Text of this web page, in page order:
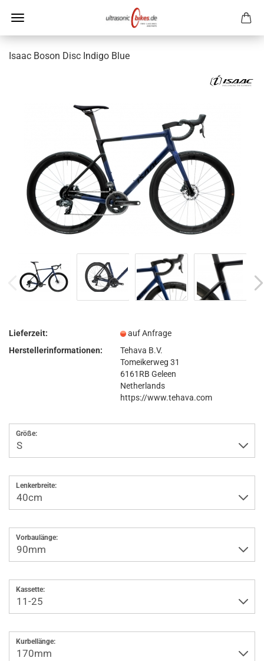
Isaac Boson Disc Indigo Blue
Lieferzeit:
auf Anfrage
Herstellerinformationen:
Tehava B.V.
Tomeikerweg 31
6161RB Geleen
Netherlands
https://www.tehava.com
Größe:
Lenkerbreite:
Vorbaulänge:
Kassette:
Kurbellänge: